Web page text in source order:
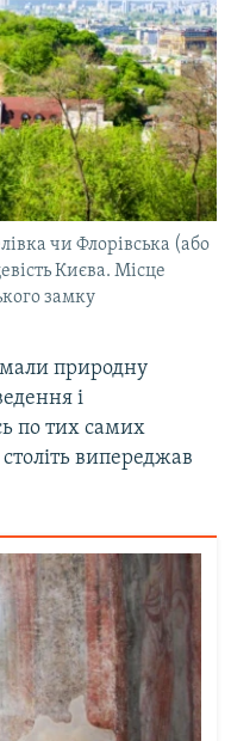
чи Флорівська (або
Києва. Місце
замку
природну
і
по тих самих
випереджав